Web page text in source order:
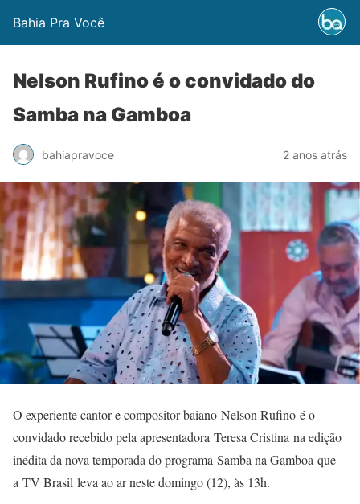
Bahia Pra Você
Nelson Rufino é o convidado do
Samba na Gamboa
bahiapravoce 2 anos atrás
O experiente cantor e compositor baiano Nelson Rufino é o
convidado recebido pela apresentadora Teresa Cristina na edição
inédita da nova temporada do programa Samba na Gamboa que
a TV Brasil leva ao ar neste domingo (12), às 13h.